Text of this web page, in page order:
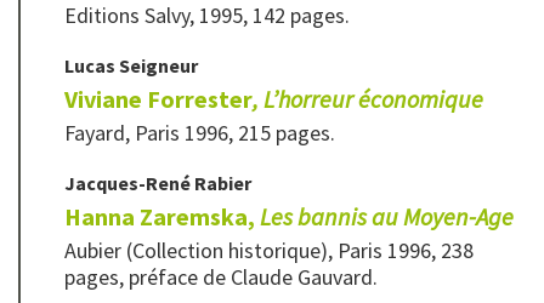
Editions Salvy, 1995, 142 pages.
Lucas Seigneur
Viviane Forrester, L’horreur économique
Fayard, Paris 1996, 215 pages.
Jacques-René Rabier
Hanna Zaremska, Les bannis au Moyen-Age
Aubier (Collection historique), Paris 1996, 238
pages, préface de Claude Gauvard.